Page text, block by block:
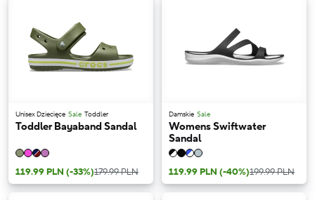
Unisex Dziecięce Sale Toddler
Toddler Bayaband Sandal
119.99 PLN (-33%)179.99 PLN
Damskie Sale
Womens Swiftwater
Sandal
119.99 PLN (-40%)199.99 PLN